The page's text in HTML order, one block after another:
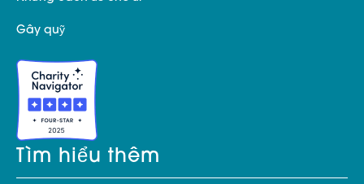
Gây quỹ
Tìm hiểu thêm